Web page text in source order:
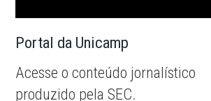
Portal da Unicamp
Acesse o conteúdo jornalístico
produzido pela SEC.